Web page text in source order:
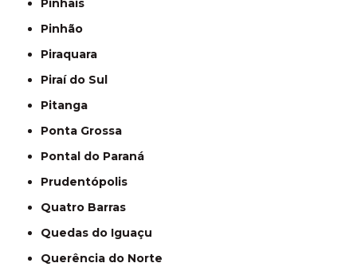
Pinhais
Pinhão
Piraquara
Piraí do Sul
Pitanga
Ponta Grossa
Pontal do Paraná
Prudentópolis
Quatro Barras
Quedas do Iguaçu
Querência do Norte